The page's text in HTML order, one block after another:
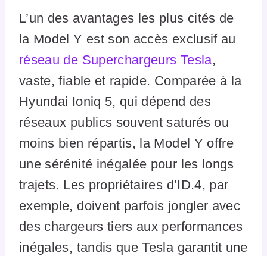
L’un des avantages les plus cités de
la Model Y est son accès exclusif au
réseau de Superchargeurs Tesla,
vaste, fiable et rapide. Comparée à la
Hyundai Ioniq 5, qui dépend des
réseaux publics souvent saturés ou
moins bien répartis, la Model Y offre
une sérénité inégalée pour les longs
trajets. Les propriétaires d’ID.4, par
exemple, doivent parfois jongler avec
des chargeurs tiers aux performances
inégales, tandis que Tesla garantit une